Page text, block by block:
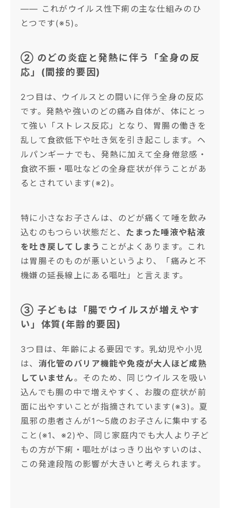
—— これがウイルス性下痢の主な仕組みのひ
とつです(※5)。
② のどの炎症と発熱に伴う「全身の反
応」(間接的要因)
2つ目は、ウイルスとの闘いに伴う全身の反応
です。発熱や強いのどの痛み自体が、体にとっ
て強い「ストレス反応」となり、胃腸の働きを
乱して食欲低下や吐き気を引き起こします。ヘ
ルパンギーナでも、発熱に加えて全身倦怠感・
食欲不振・嘔吐などの全身症状が伴うことがあ
るとされています(※2)。
特に小さなお子さんは、のどが痛くて唾を飲み
込むのもつらい状態だと、 たまった唾液や粘液
を吐き戻してしまう ことがよくあります。これ
は胃腸そのものが悪いというより、「痛みと不
機嫌の延長線上にある嘔吐」と言えます。
③ 子どもは「腸でウイルスが増えやす
い」体質(年齢的要因)
3つ目は、年齢による要因です。乳幼児や小児
は、 消化管のバリア機能や免疫が大人ほど成熟
していません。そのため、同じウイルスを吸い
込んでも腸の中で増えやすく、お腹の症状が前
面に出やすいことが指摘されています(※3)。夏
風邪の患者さんが1〜5歳のお子さんに集中する
こと(※1、※2)や、同じ家庭内でも大人より子ど
もの方が下痢・嘔吐がはっきり出やすいのは、
この発達段階の影響が大きいと考えられます。